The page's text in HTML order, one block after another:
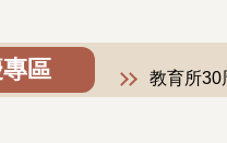
區 教育所30